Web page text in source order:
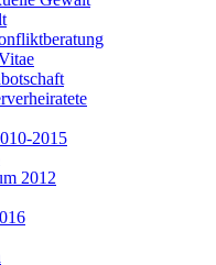
2015
2012